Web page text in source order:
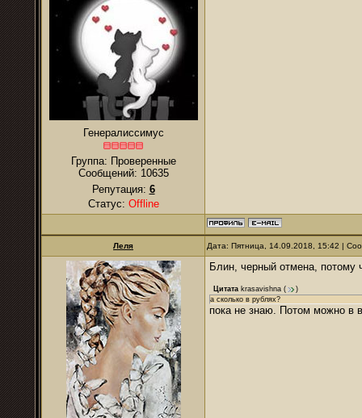
Генералиссимус
Группа: Проверенные
Сообщений: 10635
Репутация: 6
Статус: Offline
Леля Дата: Пятница, 14.09.2018, 15:42 |
Блин, черный отмена, потому
Цитата krasavishna (
)
а сколько в рублях?
пока не знаю. Потом можно в